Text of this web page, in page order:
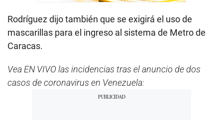
Rodríguez dijo también que se exigirá el uso de
mascarillas para el ingreso al sistema de Metro de
Caracas.
Vea EN VIVO las incidencias tras el anuncio de dos
casos de coronavirus en Venezuela: